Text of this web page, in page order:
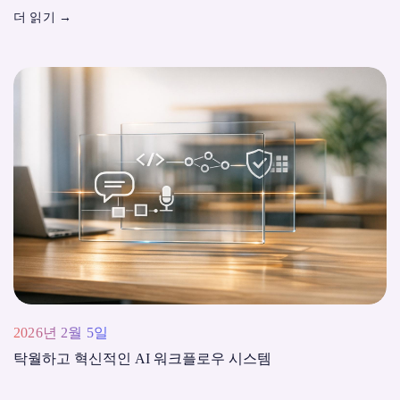
더 읽기 →
2026년 2월 5일
탁월하고 혁신적인 AI 워크플로우 시스템